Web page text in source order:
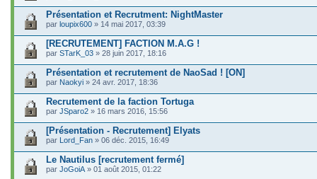
Présentation et Recrutment: NightMaster
par loupix600 » 14 mai 2017, 03:39
[RECRUTEMENT] FACTION M.A.G !
par STarK_03 » 28 juin 2017, 18:16
Présentation et recrutement de NaoSad ! [ON]
par Naokyi » 24 avr. 2017, 18:36
Recrutement de la faction Tortuga
par JSparo2 » 16 mars 2016, 15:56
[Présentation - Recrutement] Elyats
par Lord_Fan » 06 déc. 2015, 16:49
Le Nautilus [recrutement fermé]
par JoGoiA » 01 août 2015, 01:22